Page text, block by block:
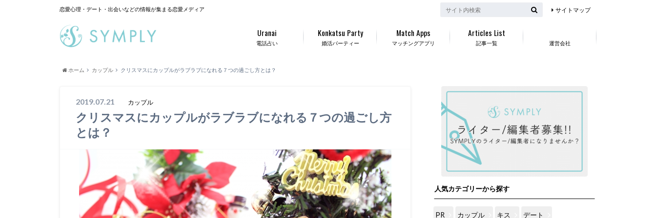
恋愛心理・デート・出会いなどの情報が集まる恋愛メディア サイトマップ
電話占い
Uranai
婚活パーティー
Konkatsu Party
マッチングアプリ
Match Apps
記事一覧
Articles List
運営会社
ホーム カップル クリスマスにカップルがラブラブになれる７つの過ごし方とは？
2019.07.21 カップル
クリスマスにカップルがラブラブになれる７つの過ごし方
とは？
人気カテゴリーから探す
PR カップル キス デート